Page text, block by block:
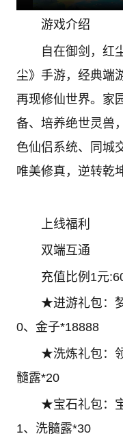
游戏介绍
自在御剑，红
尘》手游，经典端
再现修仙世界。家
备、培养绝世灵兽
色仙侣系统、同城
唯美修真，逆转乾
上线福利
双端互通
充值比例1元
★进游礼包：
0、金子*18888
★洗炼礼包：
髓露*20
★宝石礼包：
1、洗髓露*30